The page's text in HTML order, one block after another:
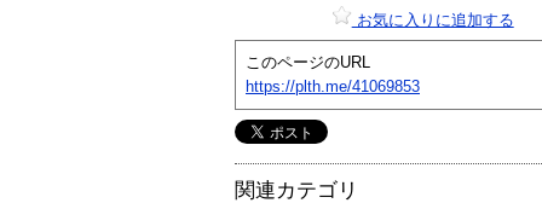
お気に入りに追加する
このページのURL
https://plth.me/41069853
関連カテゴリ